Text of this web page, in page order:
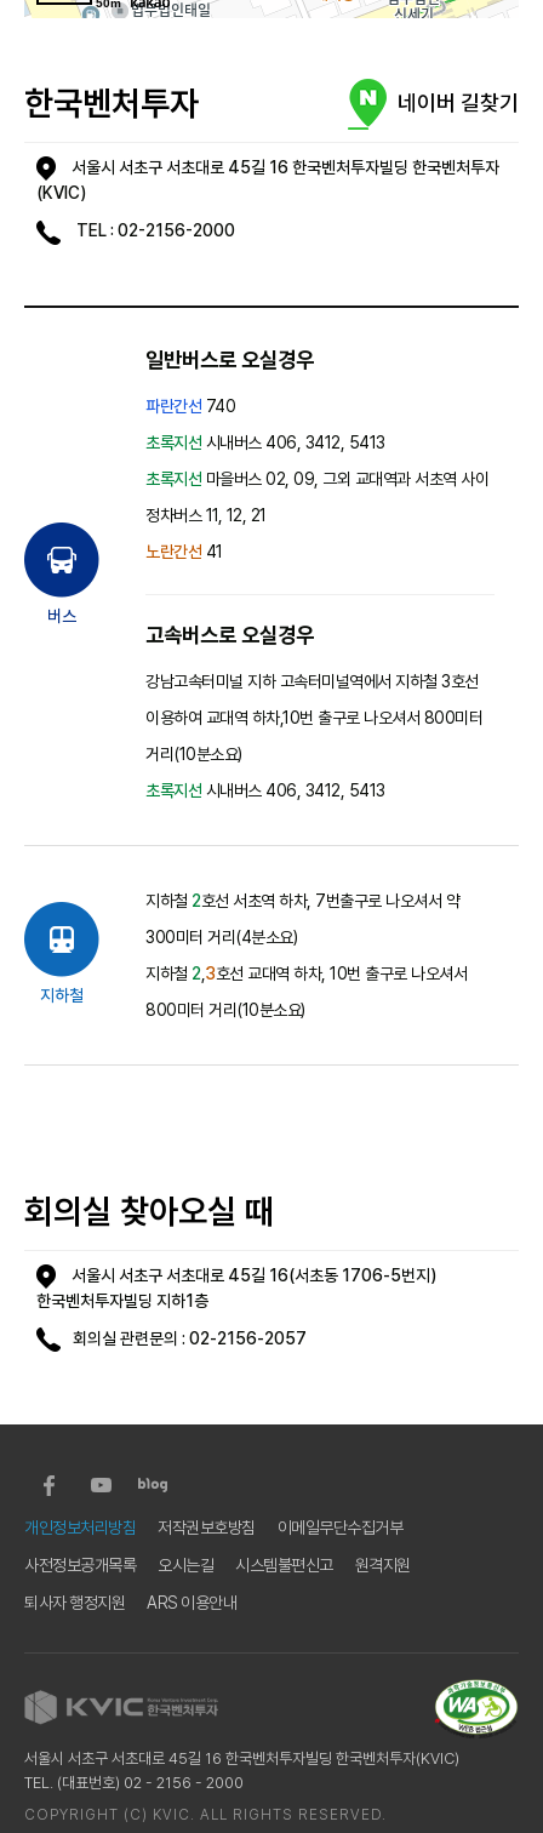
50m
한국벤처투자 네이버 길찾기
서울시 서초구 서초대로 45길 16 한국벤처투자빌딩 한국벤처투자
(KVIC)
TEL : 02-2156-2000
버스
일반버스로 오실경우
파란간선 740
초록지선 시내버스 406, 3412, 5413
초록지선 마을버스 02, 09, 그외 교대역과 서초역 사이
정차버스 11, 12, 21
노란간선 41
고속버스로 오실경우
강남고속터미널 지하 고속터미널역에서 지하철 3호선
이용하여 교대역 하차,10번 출구로 나오셔서 800미터
거리(10분소요)
초록지선 시내버스 406, 3412, 5413
지하철
지하철 2호선 서초역 하차, 7번출구로 나오셔서 약
300미터 거리(4분소요)
지하철 2 3호선 교대역 하차, 10번 출구로 나오셔서
800미터 거리(10분소요)
회의실 찾아오실 때
서울시 서초구 서초대로 45길 16(서초동 1706-5번지)
한국벤처투자빌딩 지하1층
회의실 관련문의 : 02-2156-2057
하
유
틸
개인정보처리방침 저작권보호방침
이메일무단수집거부
사전정보공개목록
오시는길 시스템불편신고
원격지원
퇴사자 행정지원
ARS 이용안내
서울시 서초구 서초대로 45길 16 한국벤처투자빌딩 한국벤처투자(KVIC)
TEL. (대표번호) 02 - 2156 - 2000
COPYRIGHT (C) KVIC. ALL RIGHTS RESERVED.